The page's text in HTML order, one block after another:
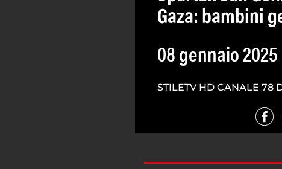
Gaza: bambini
08 gennaio 2025
STILETV HD CANALE 78